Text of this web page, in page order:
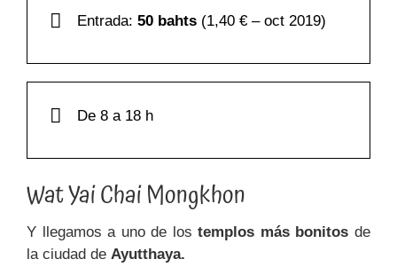
Entrada: 50 bahts (1,40 € – oct 2019)
De 8 a 18 h
Wat Yai Chai Mongkhon
Y llegamos a uno de lostemplos más bonitos de
la ciudad de Ayutthaya.